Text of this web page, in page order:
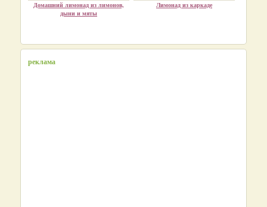
Домашний лимонад из лимонов,
дыни и мяты
Лимонад из каркаде
реклама